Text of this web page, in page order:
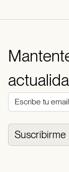
Suscribirme